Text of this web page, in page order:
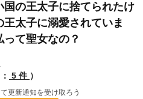
国の王太子に捨てられたけ
王太子に溺愛されていま
って聖女なの？
5 件 ）
更新通知を受け取ろう